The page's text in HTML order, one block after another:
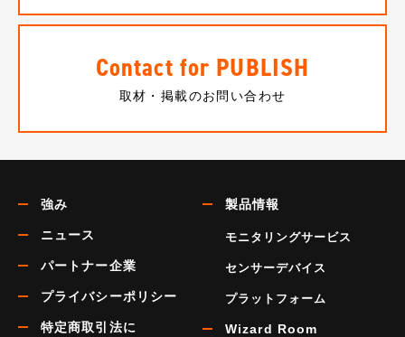
Contact for PUBLISH
取材・掲載のお問い合わせ
強み
ニュース
パートナー企業
プライバシーポリシー
特定商取引法に
製品情報
モニタリングサービス
センサーデバイス
プラットフォーム
Wizard Room